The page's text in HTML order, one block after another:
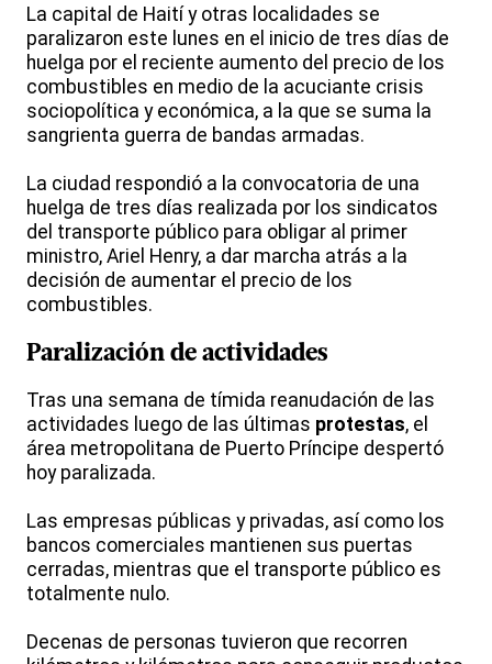
La capital de Haití y otras localidades se
paralizaron este lunes en el inicio de tres días de
huelga por el reciente aumento del precio de los
combustibles en medio de la acuciante crisis
sociopolítica y económica, a la que se suma la
sangrienta guerra de bandas armadas.
La ciudad respondió a la convocatoria de una
huelga de tres días realizada por los sindicatos
del transporte público para obligar al primer
ministro, Ariel Henry, a dar marcha atrás a la
decisión de aumentar el precio de los
combustibles.
Paralización de actividades
Tras una semana de tímida reanudación de las
actividades luego de las últimas protestas, el
área metropolitana de Puerto Príncipe despertó
hoy paralizada.
Las empresas públicas y privadas, así como los
bancos comerciales mantienen sus puertas
cerradas, mientras que el transporte público es
totalmente nulo.
Decenas de personas tuvieron que recorren